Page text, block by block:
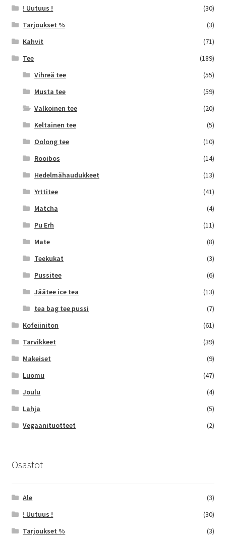
! Uutuus !
(30)
Tarjoukset %
(3)
Kahvit
(71)
Tee
(189)
Vihreä tee
(55)
Musta tee
(59)
Valkoinen tee
(20)
Keltainen tee
(5)
Oolong tee
(10)
Rooibos
(14)
Hedelmähaudukkeet
(13)
Yrttitee
(41)
Matcha
(4)
Pu Erh
(11)
Mate
(8)
Teekukat
(3)
Pussitee
(6)
Jäätee ice tea
(13)
tea bag tee pussi
(7)
Kofeiiniton
(61)
Tarvikkeet
(39)
Makeiset
(9)
Luomu
(47)
Joulu
(4)
Lahja
(5)
Vegaanituotteet
(2)
Osastot
Ale
(3)
! Uutuus !
(30)
Tarjoukset %
(3)